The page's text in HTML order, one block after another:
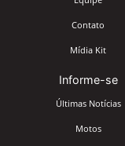
Contato
Mídia Kit
Informe-se
Últimas Notícias
Motos